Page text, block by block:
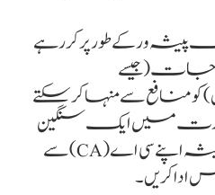
ور کے طور پر کر رہے
(جیسے
منافع سے منہا کر سکتے
بھارت میں ایک سنگین
جرم ہے، اس لیے ہمیشہ اپنے سی اے (CA) سے
ادا کریں۔